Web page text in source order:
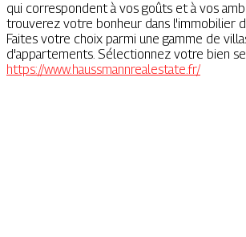
qui correspondent à vos goûts et à vos
trouverez votre bonheur dans l'immobilier
Faites votre choix parmi une gamme de
d'appartements. Sélectionnez votre bien
https://www.haussmannrealestate.fr/